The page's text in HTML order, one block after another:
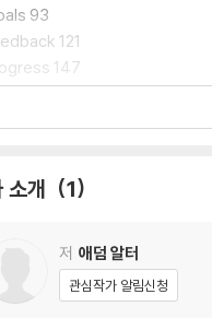
93
121
147
167
Addictions at Birth 237
293
321
소개 1
저 애덤 알터
관심작가 알림신청